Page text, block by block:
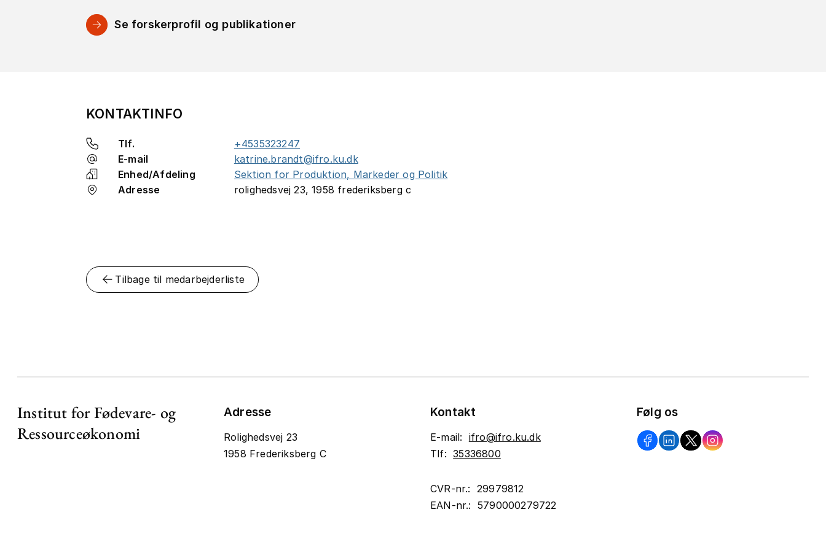
Se forskerprofil og publikationer
KONTAKTINFO
Tlf.
+4535323247
E-mail
katrine.brandt@ifro.ku.dk
Enhed/Afdeling
Sektion for Produktion, Markeder og Politik
Adresse
rolighedsvej 23, 1958 frederiksberg c
Tilbage til medarbejderliste
Institut for Fødevare- og
Ressourceøkonomi
Adresse
Rolighedsvej 23
1958 Frederiksberg C
Kontakt
E-mail: ifro@ifro.ku.dk
Tlf:35336800
CVR-nr.: 29979812
EAN-nr.: 5790000279722
Følg os